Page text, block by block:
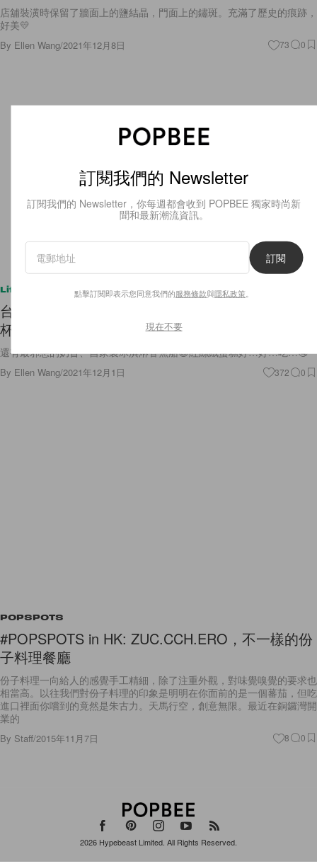
店舖裝潢時保留了牆面上的鹽結晶，門面上的鏽斑。充滿了歷史的痕跡，
好美💛
By Ellen Wang/2021年12月8日 73 0
Lifestyle
台北最美式的甜點 nena Sweets Shop，軟餅乾、
杯子蛋糕、PB＆J！
還有最邪惡的奶昔、自家製冰淇淋香蕉船😈紅絲絨蛋糕好…好…吃…🤤
By Ellen Wang/2021年12月1日 372 0
POPSPOTS
#POPSPOTS in HK: ZUC.CCH.ERO，不一樣的份
子料理餐廳
份子料理一向給人的感覺手工精細，除了注重外觀，對味覺嗅覺的要求也
相當高。以往我們對份子料理的印象是明明在你面前的是一個蕃茄，但吃
進口裡面你嚐到的竟然是朱古力。天馬行空，創意無限。最近在銅鑼灣開
業的
By Staff/2015年11月7日 8 0
2026 Hypebeast Limited . All Rights Reserved.
訂閱我們的 Newsletter
訂閱我們的 Newsletter，你每週都會收到 POPBEE 獨家時尚新
聞和最新潮流資訊。
訂閱
點擊訂閱即表示您同意我們的服務條款與隱私政策
現在不要